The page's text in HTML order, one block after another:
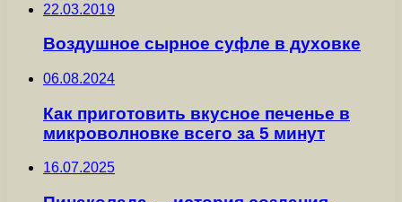
22.03.2019
Воздушное сырное суфле в духовке
06.08.2024
Как приготовить вкусное печенье в
микроволновке всего за 5 минут
16.07.2025